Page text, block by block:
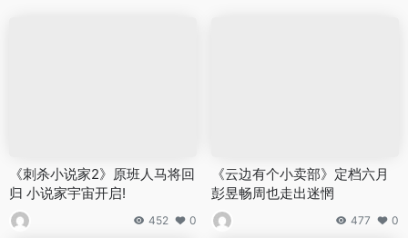
《刺杀小说家2》原班人马将回
归 小说家宇宙开启!
452 0
《云边有个小卖部》定档六月
彭昱畅周也走出迷惘
477 0